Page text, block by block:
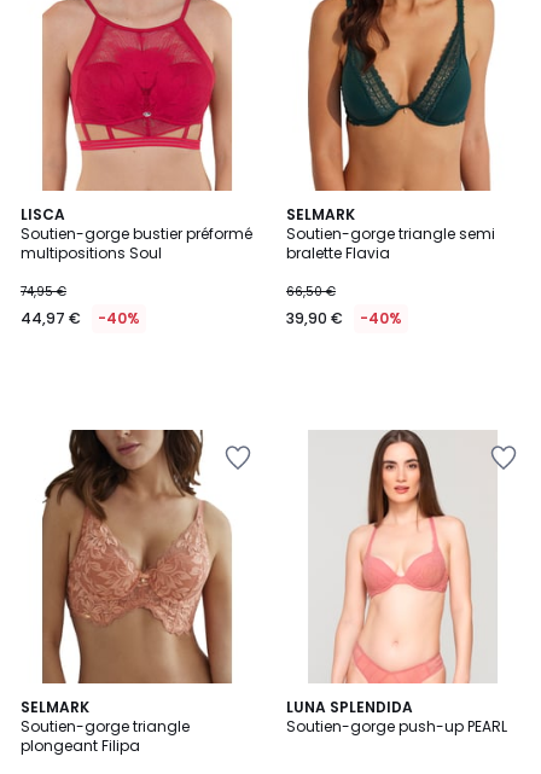
LISCA
Soutien-gorge bustier préformé
multipositions Soul
74,95 €
44,97 € -40%
SELMARK
Soutien-gorge triangle semi
bralette Flavia
66,50 €
39,90 € -40%
SELMARK
Soutien-gorge triangle
plongeant Filipa
3
Couleurs
LUNA SPLENDIDA
Soutien-gorge push-up PEARL